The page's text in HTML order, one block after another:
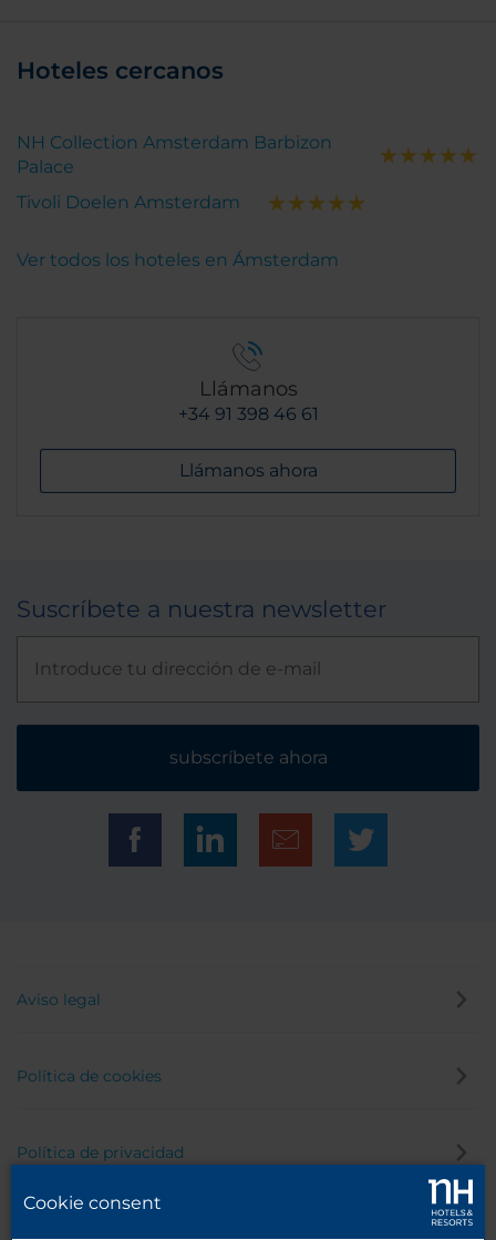
Hoteles cercanos
NH Collection Amsterdam Barbizon
Palace
Tivoli Doelen Amsterdam
Ver todos los hoteles en Ámsterdam
Llámanos
+34 91 398 46 61
Llámanos ahora
Suscríbete a nuestra newsletter
subscríbete ahora
Aviso legal
Política de cookies
Política de privacidad
Cookie consent